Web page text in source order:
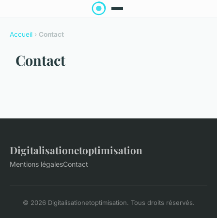
Accueil › Contact
Contact
Digitalisationetoptimisation
Mentions légalesContact
© 2026 Digitalisationetoptimisation. Tous droits réservés.